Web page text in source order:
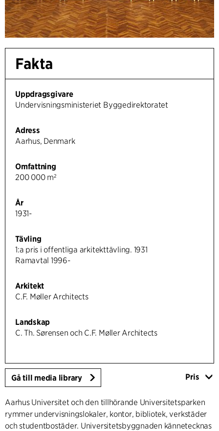
Fakta
Uppdragsgivare
Undervisningsministeriet Byggedirektoratet
Adress
Aarhus, Denmark
Omfattning
200 000 m²
År
1931-
Tävling
1:a pris i offentliga arkitekttävling. 1931
Ramavtal 1996-
Arkitekt
C.F. Møller Architects
Landskap
C. Th. Sørensen och C.F. Møller Architects
Gå till media library Pris
Aarhus Universitet och den tillhörande Universitetsparken
rymmer undervisningslokaler, kontor, bibliotek, verkstäder
och studentbostäder. Universitetsbyggnaden kännetecknas